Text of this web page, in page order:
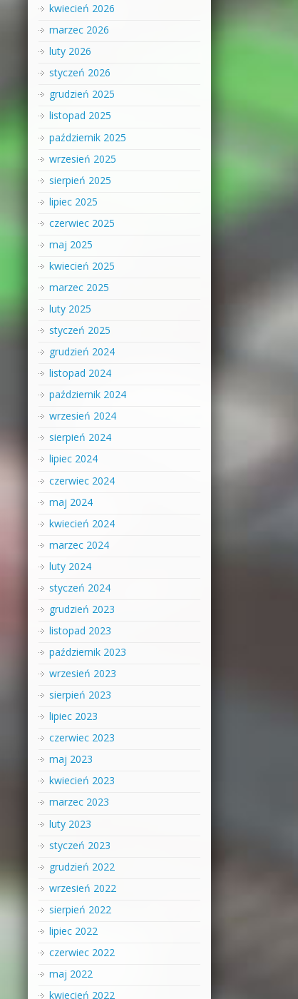
kwiecień 2026
marzec 2026
luty 2026
styczeń 2026
grudzień 2025
listopad 2025
październik 2025
wrzesień 2025
sierpień 2025
lipiec 2025
czerwiec 2025
maj 2025
kwiecień 2025
marzec 2025
luty 2025
styczeń 2025
grudzień 2024
listopad 2024
październik 2024
wrzesień 2024
sierpień 2024
lipiec 2024
czerwiec 2024
maj 2024
kwiecień 2024
marzec 2024
luty 2024
styczeń 2024
grudzień 2023
listopad 2023
październik 2023
wrzesień 2023
sierpień 2023
lipiec 2023
czerwiec 2023
maj 2023
kwiecień 2023
marzec 2023
luty 2023
styczeń 2023
grudzień 2022
wrzesień 2022
sierpień 2022
lipiec 2022
czerwiec 2022
maj 2022
kwiecień 2022